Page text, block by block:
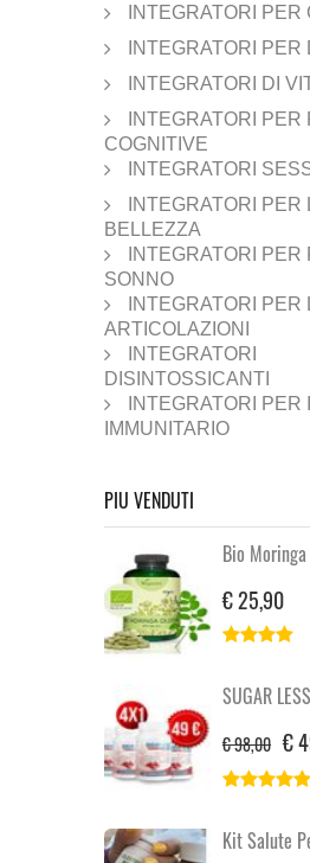
INTEGRATORI PER
INTEGRATORI PER
INTEGRATORI DI
INTEGRATORI PER
COGNITIVE
INTEGRATORI
INTEGRATORI PER
BELLEZZA
INTEGRATORI PER
SONNO
INTEGRATORI PER
ARTICOLAZIONI
INTEGRATORI
DISINTOSSICANTI
INTEGRATORI PER
IMMUNITARIO
PIU VENDUTI
Bio
€ 25,90
SUGAR
€ 98,00 €
Kit Salute